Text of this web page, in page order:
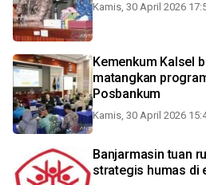
Kamis, 30 April 2026
Kemenkum Kalsel
matangkan
Posbankum
Kamis, 30 April 2026
Banjarmasin tuan
strategis humas di